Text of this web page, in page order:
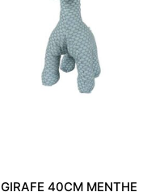
GIRAFE 40CM MENTHE